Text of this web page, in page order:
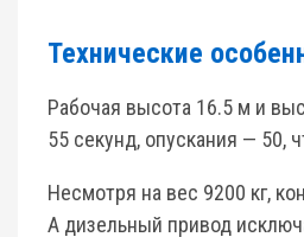
Технические
Рабочая высота 16.5 м и
55 секунд, опускания — 50,
Несмотря на вес 9200 кг,
А дизельный привод